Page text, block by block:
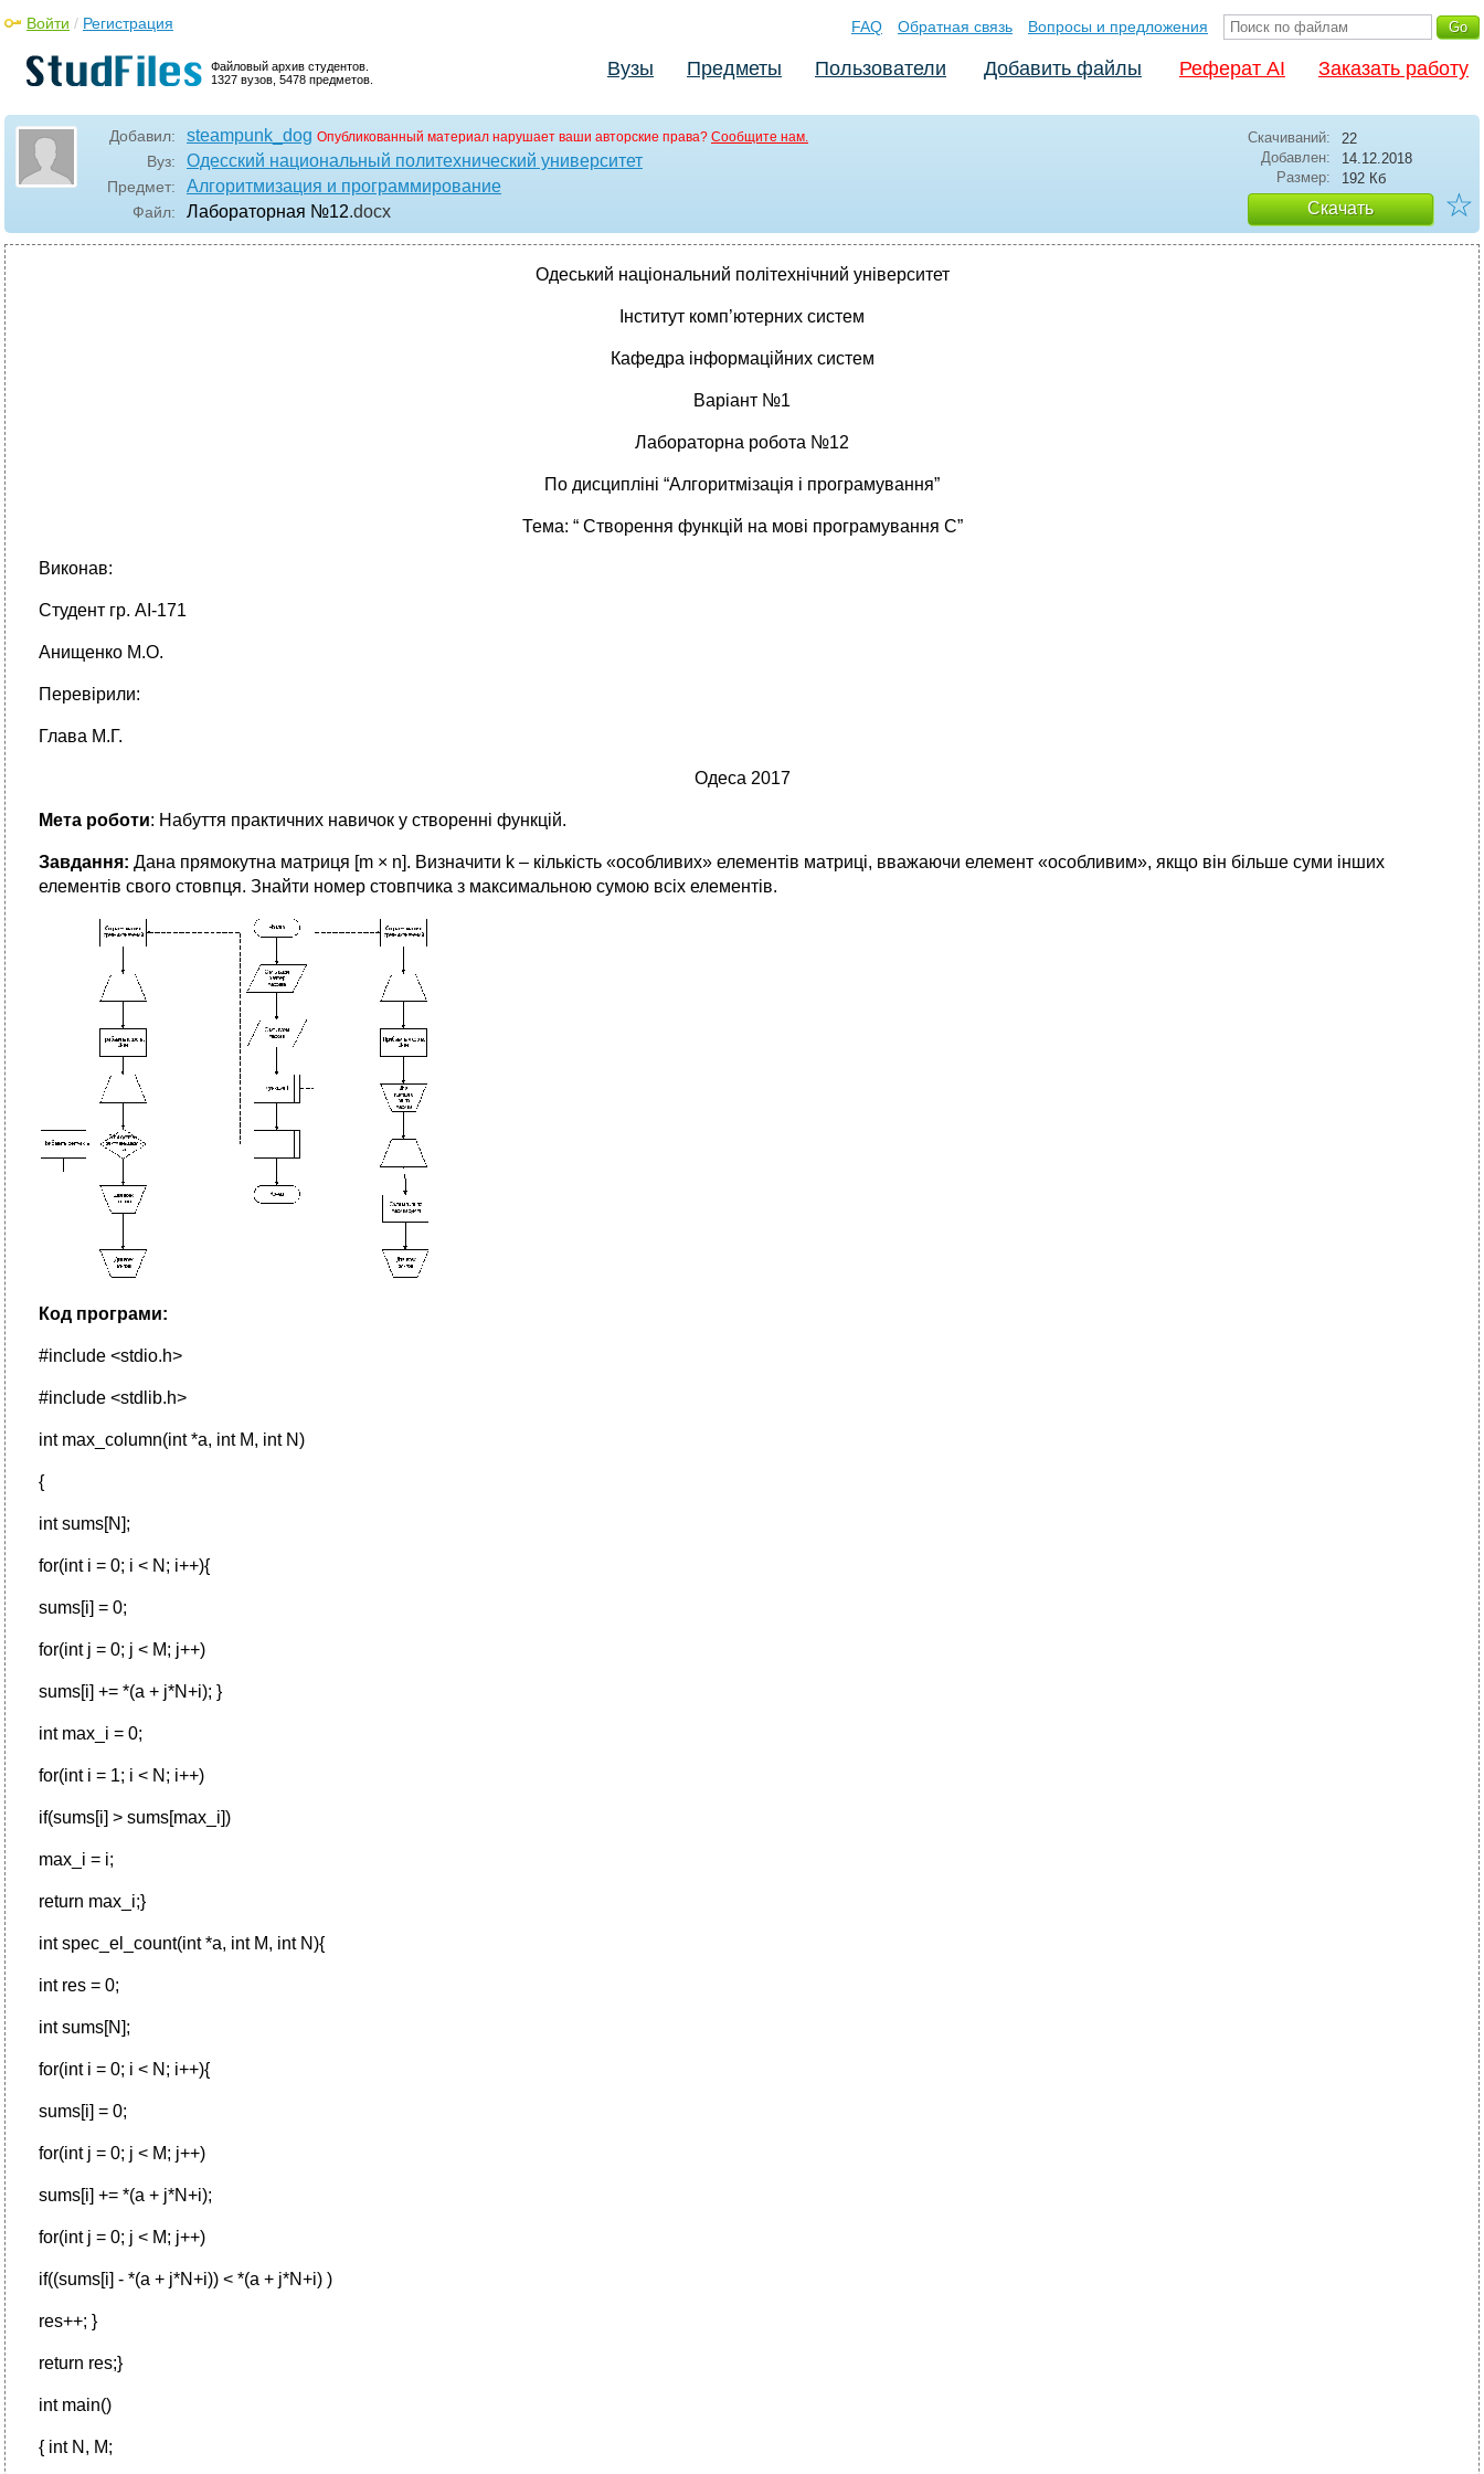
Файловый архив студентов.
1327 вузов, 5478 предметов.
Войти / Регистрация FAQ Обратная связь Вопросы и предложения
Вузы Предметы Пользователи Добавить файлы Реферат AI Заказать работу
Добавил: steampunk_dog Опубликованный материал нарушает ваши авторские права? Сообщите нам.
Вуз: Одесский национальный политехнический университет
Предмет: Алгоритмизация и программирование
Файл: Лабораторная №12.docx
Скачиваний:
22
Добавлен:
14.12.2018
Размер:
192 Кб
Скачать ☆
Одеський національний політехнічний університет
Інститут комп’ютерних систем
Кафедра інформаційних систем
Варіант №1
Лабораторна робота №12
По дисципліні “Алгоритмізація і програмування”
Тема: “ Створення функцій на мові програмування С”
Виконав:
Студент гр. АІ-171
Анищенко М.О.
Перевірили:
Глава М.Г.
Одеса 2017
Мета роботи: Набуття практичних навичок у створенні функцій.
Завдання: Дана прямокутна матриця [m × n]. Визначити k – кількість «особливих» елементів матриці, вважаючи елемент «особливим», якщо він більше суми інших
елементів свого стовпця. Знайти номер стовпчика з максимальною сумою всіх елементів.
Код програми:
#include <stdio.h>
#include <stdlib.h>
int max_column(int *a, int M, int N)
{
int sums[N];
for(int i = 0; i < N; i++){
sums[i] = 0;
for(int j = 0; j < M; j++)
sums[i] += *(a + j*N+i); }
int max_i = 0;
for(int i = 1; i < N; i++)
if(sums[i] > sums[max_i])
max_i = i;
return max_i;}
int spec_el_count(int *a, int M, int N){
int res = 0;
int sums[N];
for(int i = 0; i < N; i++){
sums[i] = 0;
for(int j = 0; j < M; j++)
sums[i] += *(a + j*N+i);
for(int j = 0; j < M; j++)
if((sums[i] - *(a + j*N+i)) < *(a + j*N+i) )
res++; }
return res;}
int main()
{ int N, M;